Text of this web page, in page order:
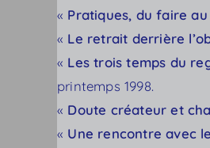
« Pratiques, du faire
« Le retrait derrière
« Les trois temps du
printemps 1998.
« Doute créateur et
« Une rencontre avec